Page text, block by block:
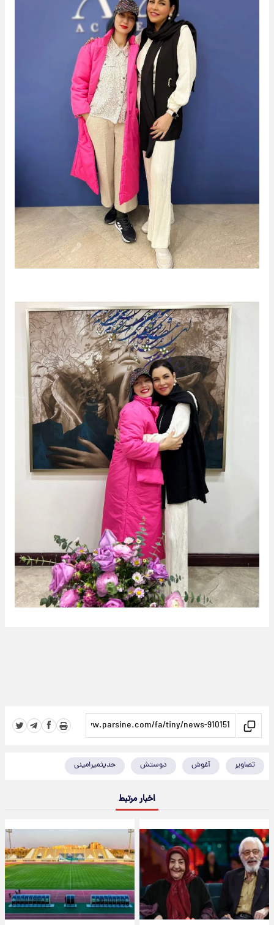
تصاویر آغوش دوستش حدیثمیرامینی
اخبار مرتبط